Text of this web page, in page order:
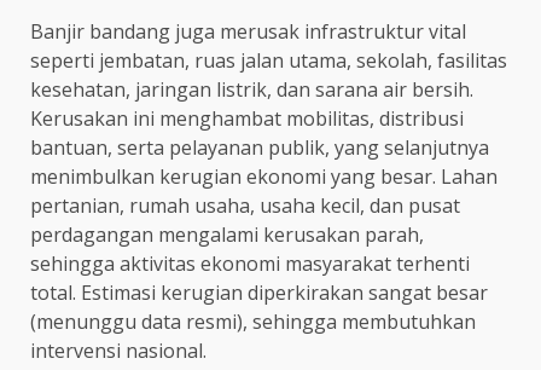
Banjir bandang juga merusak infrastruktur vital
seperti jembatan, ruas jalan utama, sekolah, fasilitas
kesehatan, jaringan listrik, dan sarana air bersih.
Kerusakan ini menghambat mobilitas, distribusi
bantuan, serta pelayanan publik, yang selanjutnya
menimbulkan kerugian ekonomi yang besar. Lahan
pertanian, rumah usaha, usaha kecil, dan pusat
perdagangan mengalami kerusakan parah,
sehingga aktivitas ekonomi masyarakat terhenti
total. Estimasi kerugian diperkirakan sangat besar
(menunggu data resmi), sehingga membutuhkan
intervensi nasional.